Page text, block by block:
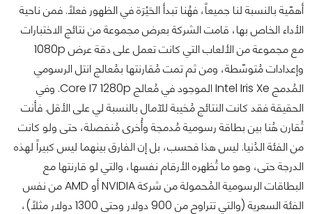
أهمّية بالنسبة لنا جميعاً، فهُنا تبدأ الحَيْرَة في الظهور فعلاً. فمن ناحية
الأداء الخاص بها، قامت الشركة بعرض مجموعة من نتائج الاختبارات
مع مجموعة من الألعاب التي كانت تعمل على دقة عرض 1080p
وإعدادات مُتوسّطة، ومن ثم تمت مُقارنتها بمُعالج انتل الرسومي
المُدمج Intel Iris Xe الموجود في مُعالج Core I7 1280p. وفي
الحقيقة فقد كانت النتائج مُخيبة للآمال بالنسبة لي على الأقل. فأنت
تُقارن هُنا بين بطاقة رسومية مُدمجة وأُخرى مُنفصلة، حتى ولو كانت
من الفئة الدُنيا. ليس هذا فحسب، بل إن الفارق بينهما ليس كبيراً لهذه
الدرجة حتى، وهو ما تُظهره الأرقام نفسها، والتي لو قارنتها مع
البطاقات الرسومية المُحمولة من شركة NVIDIA أو AMD من نفس
الفئة السعرية (والتي تتراوح من 900 دولار وحتى 1300 دولار مثلاً)،